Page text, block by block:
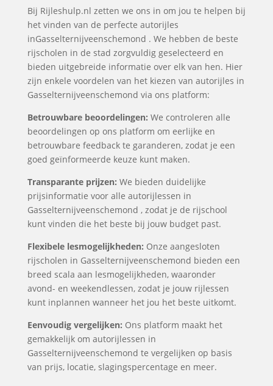
Bij Rijleshulp.nl zetten we ons in om jou te helpen bij
het vinden van de perfecte autorijles
inGasselternijveenschemond . We hebben de beste
rijscholen in de stad zorgvuldig geselecteerd en
bieden uitgebreide informatie over elk van hen. Hier
zijn enkele voordelen van het kiezen van autorijles in
Gasselternijveenschemond via ons platform:
Betrouwbare beoordelingen: We controleren alle
beoordelingen op ons platform om eerlijke en
betrouwbare feedback te garanderen, zodat je een
goed geïnformeerde keuze kunt maken.
Transparante prijzen: We bieden duidelijke
prijsinformatie voor alle autorijlessen in
Gasselternijveenschemond , zodat je de rijschool
kunt vinden die het beste bij jouw budget past.
Flexibele lesmogelijkheden: Onze aangesloten
rijscholen in Gasselternijveenschemond bieden een
breed scala aan lesmogelijkheden, waaronder
avond- en weekendlessen, zodat je jouw rijlessen
kunt inplannen wanneer het jou het beste uitkomt.
Eenvoudig vergelijken: Ons platform maakt het
gemakkelijk om autorijlessen in
Gasselternijveenschemond te vergelijken op basis
van prijs, locatie, slagingspercentage en meer.